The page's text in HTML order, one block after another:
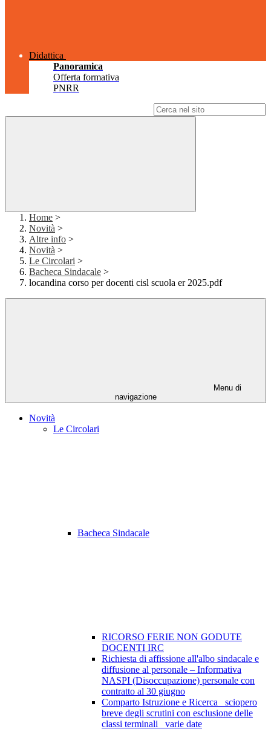
Didattica
Panoramica
Offerta formativa
PNRR
Home >
Novità >
Altre info >
Novità >
Le Circolari >
Bacheca Sindacale >
locandina corso per docenti cisl scuola er 2025.pdf
Menu di
navigazione
Novità
Le Circolari
Bacheca Sindacale
RICORSO FERIE NON GODUTE
DOCENTI IRC
Richiesta di affissione all'albo sindacale e
diffusione al personale – Informativa
NASPI (Disoccupazione) personale con
contratto al 30 giugno
Comparto Istruzione e Ricerca_ sciopero
breve degli scrutini con esclusione delle
classi terminali_ varie date